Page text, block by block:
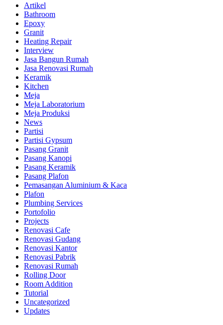
Artikel
Bathroom
Epoxy
Granit
Heating Repair
Interview
Jasa Bangun Rumah
Jasa Renovasi Rumah
Keramik
Kitchen
Meja
Meja Laboratorium
Meja Produksi
News
Partisi
Partisi Gypsum
Pasang Granit
Pasang Kanopi
Pasang Keramik
Pasang Plafon
Pemasangan Aluminium & Kaca
Plafon
Plumbing Services
Portofolio
Projects
Renovasi Cafe
Renovasi Gudang
Renovasi Kantor
Renovasi Pabrik
Renovasi Rumah
Rolling Door
Room Addition
Tutorial
Uncategorized
Updates